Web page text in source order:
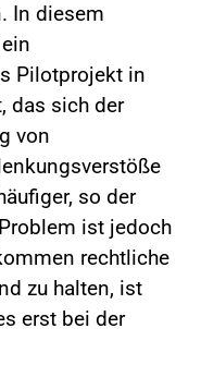
In diesem
Pilotprojekt in
das sich der
von
so der
ist jedoch
rechtliche
zu halten, ist
erst bei der